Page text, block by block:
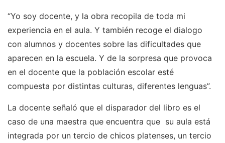
“Yo soy docente, y la obra recopila de toda mi
experiencia en el aula. Y también recoge el dialogo
con alumnos y docentes sobre las dificultades que
aparecen en la escuela. Y de la sorpresa que provoca
en el docente que la población escolar esté
compuesta por distintas culturas, diferentes lenguas”.
La docente señaló que el disparador del libro es el
caso de una maestra que encuentra que su aula está
integrada por un tercio de chicos platenses, un tercio